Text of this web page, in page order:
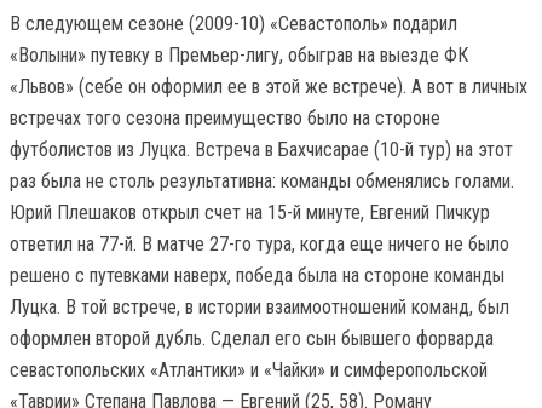
В следующем сезоне (2009-10) «Севастополь» подарил
«Волыни» путевку в Премьер-лигу, обыграв на выезде ФК
«Львов» (себе он оформил ее в этой же встрече). А вот в личных
встречах того сезона преимущество было на стороне
футболистов из Луцка. Встреча в Бахчисарае (10-й тур) на этот
раз была не столь результативна: команды обменялись голами.
Юрий Плешаков открыл счет на 15-й минуте, Евгений Пичкур
ответил на 77-й. В матче 27-го тура, когда еще ничего не было
решено с путевками наверх, победа была на стороне команды
Луцка. В той встрече, в истории взаимоотношений команд, был
оформлен второй дубль. Сделал его сын бывшего форварда
севастопольских «Атлантики» и «Чайки» и симферопольской
«Таврии» Степана Павлова — Евгений (25, 58). Роману